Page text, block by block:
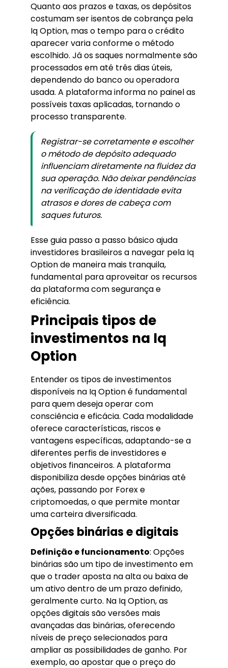
Quanto aos prazos e taxas, os depósitos
costumam ser isentos de cobrança pela
Iq Option, mas o tempo para o crédito
aparecer varia conforme o método
escolhido. Já os saques normalmente são
processados em até três dias úteis,
dependendo do banco ou operadora
usada. A plataforma informa no painel as
possíveis taxas aplicadas, tornando o
processo transparente.
Registrar-se corretamente e escolher
o método de depósito adequado
influenciam diretamente na fluidez da
sua operação. Não deixar pendências
na verificação de identidade evita
atrasos e dores de cabeça com
saques futuros.
Esse guia passo a passo básico ajuda
investidores brasileiros a navegar pela Iq
Option de maneira mais tranquila,
fundamental para aproveitar os recursos
da plataforma com segurança e
eficiência.
Principais tipos de
investimentos na Iq
Option
Entender os tipos de investimentos
disponíveis na Iq Option é fundamental
para quem deseja operar com
consciência e eficácia. Cada modalidade
oferece características, riscos e
vantagens específicas, adaptando-se a
diferentes perfis de investidores e
objetivos financeiros. A plataforma
disponibiliza desde opções binárias até
ações, passando por Forex e
criptomoedas, o que permite montar
uma carteira diversificada.
Opções binárias e digitais
Definição e funcionamento: Opções
binárias são um tipo de investimento em
que o trader aposta na alta ou baixa de
um ativo dentro de um prazo definido,
geralmente curto. Na Iq Option, as
opções digitais são versões mais
avançadas das binárias, oferecendo
níveis de preço selecionados para
ampliar as possibilidades de ganho. Por
exemplo, ao apostar que o preço do